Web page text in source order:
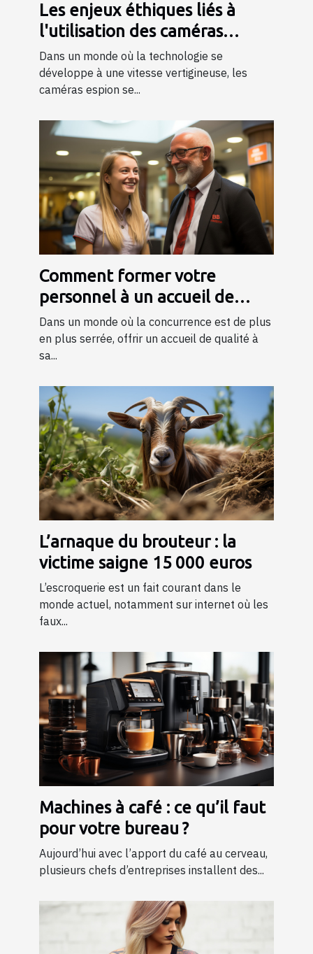
Les enjeux éthiques liés à
l'utilisation des caméras
espion dans la société
Dans un monde où la technologie se
développe à une vitesse vertigineuse, les
caméras espion se...
Comment former votre
personnel à un accueil de
qualité ?
Dans un monde où la concurrence est de plus
en plus serrée, offrir un accueil de qualité à
sa...
L’arnaque du brouteur : la
victime saigne 15 000 euros
L’escroquerie est un fait courant dans le
monde actuel, notamment sur internet où les
faux...
Machines à café : ce qu’il faut
pour votre bureau ?
Aujourd’hui avec l’apport du café au cerveau,
plusieurs chefs d’entreprises installent des...